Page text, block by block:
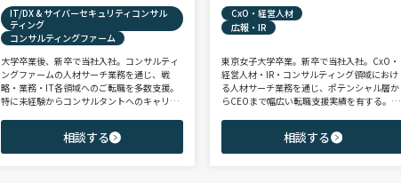
IT/DX & サイバーセキュリティコンサル
ティング
コンサルティングファーム
大学卒業後、新卒で当社入社。コンサルティ
ングファームの人材サーチ業務を通じ、戦
略・業務・IT各領域へのご転職を多数支援。
特に未経験からコンサルタントへのキャリア
ご志向と市場動向を踏まえ最適なキャリアを
ご提案させていただきます。
相談する
CxO・経営人材
広報・IR
東京女子大学卒業。新卒で当社入社。CxO・
経営人材・IR・コンサルティング領域におけ
る人材サーチ業務を通じ、ポテンシャル層か
らCEOまで幅広い転職支援実績を有する。コ
領域を中心に担当。未経験・ポテンシャル層
からミドル・ハイクラス層まで、年代・職階
相談する